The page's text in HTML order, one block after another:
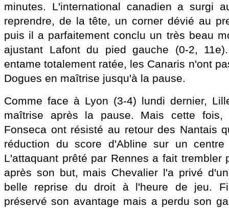
minutes. L'international canadien a surgi
reprendre, de la tête, un corner dévié au
puis il a parfaitement conclu un très beau
ajustant Lafont du pied gauche (0-2,
entame totalement ratée, les Canaris n'ont
Dogues en maîtrise jusqu'à la pause.
Comme face à Lyon (3-4) lundi dernier,
maîtrise après la pause. Mais cette
Fonseca ont résisté au retour des Nantais
réduction du score d'Abline sur un
L'attaquant prêté par Rennes a fait trembler
après son but, mais Chevalier l'a privé
belle reprise du droit à l'heure de jeu.
préservé son avantage mais a perdu son